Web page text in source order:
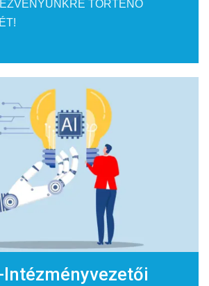
TÖRTÉNŐ
Intézményvezetői